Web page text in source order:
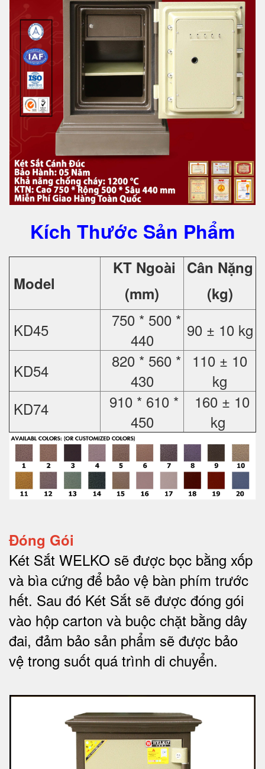
Kích Thước Sản Phẩm
Model
KT Ngoài
(mm)
Cân Nặng
(kg)
KD45
750 * 500 *
440
90 ± 10 kg
KD54
820 * 560 *
430
110 ± 10
kg
KD74
910 * 610 *
450
160 ± 10
kg
Đóng Gói
Két Sắt WELKO sẽ được bọc bằng xốp
và bìa cứng để bảo vệ bàn phím trước
hết. Sau đó Két Sắt sẽ được đóng gói
vào hộp carton và buộc chặt bằng dây
đai, đảm bảo sản phẩm sẽ được bảo
vệ trong suốt quá trình di chuyển.